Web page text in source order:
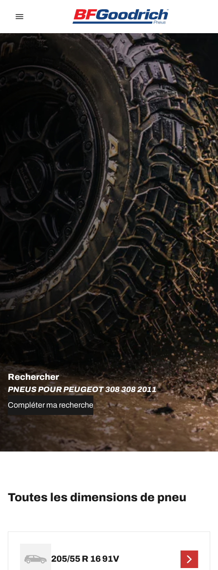
Rechercher
PNEUS POUR PEUGEOT 308 308 2011
Compléter ma recherche
Toutes les dimensions de pneu
205/55 R 16 91V